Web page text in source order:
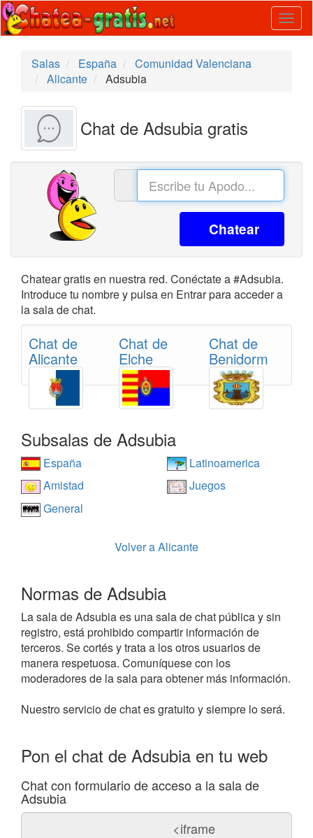
Salas
España
Comunidad Valenciana
Alicante
Adsubia
Chat de Adsubia gratis
Chatear
Chatear gratis en nuestra red. Conéctate a #Adsubia.
Introduce tu nombre y pulsa en Entrar para acceder a
la sala de chat.
Chat de
Alicante
Chat de
Elche
Chat de
Benidorm
Subsalas de Adsubia
España
Latinoamerica
Amistad
Juegos
General
Volver a Alicante
Normas de Adsubia
La sala de Adsubia es una sala de chat pública y sin
registro, está prohibido compartir información de
terceros. Se cortés y trata a los otros usuarios de
manera respetuosa. Comuníquese con los
moderadores de la sala para obtener más información.
Nuestro servicio de chat es gratuito y siempre lo será.
Pon el chat de Adsubia en tu web
Chat con formulario de acceso a la sala de
Adsubia
Código